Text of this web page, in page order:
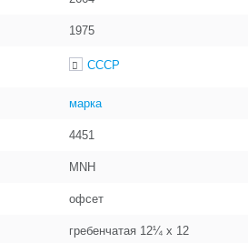
1975
СССР
марка
4451
MNH
офсет
гребенчатая 12¼ x 12